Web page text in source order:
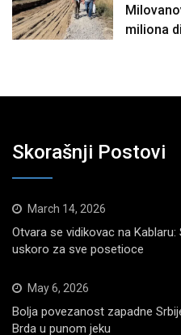
miliona
Skorašnji Postovi
March 14, 2026
Otvara se vidikovac na
uskoro za sve posetioce
May 6, 2026
Bolja povezanost zapadne
Brda u punom jeku